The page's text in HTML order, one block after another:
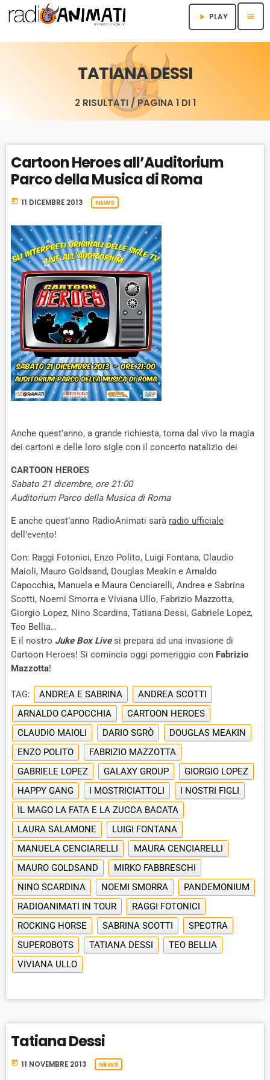
play_arrow PLAY menu
TATIANA DESSI
2 RISULTATI / PAGINA 1 DI 1
Cartoon Heroes all’Auditorium
Parco della Musica di Roma
today 11 DICEMBRE 2013 NEWS
Anche quest’anno, a grande richiesta, torna dal vivo la magia
dei cartoni e delle loro sigle con il concerto natalizio dei
CARTOON HEROES
Sabato 21 dicembre, ore 21:00
Auditorium Parco della Musica di Roma
E anche quest’anno RadioAnimati sarà radio ufficiale
dell’evento!
Con: Raggi Fotonici, Enzo Polito, Luigi Fontana, Claudio
Maioli, Mauro Goldsand, Douglas Meakin e Arnaldo
Capocchia, Manuela e Maura Cenciarelli, Andrea e Sabrina
Scotti, Noemi Smorra e Viviana Ullo, Fabrizio Mazzotta,
Giorgio Lopez, Nino Scardina, Tatiana Dessi, Gabriele Lopez,
Teo Bellia…
E il nostro Juke Box Livesi prepara ad una invasione di
Cartoon Heroes! Si comincia oggi pomeriggio con Fabrizio
Mazzotta!
TAG: ANDREA E SABRINA
ANDREA SCOTTI
ARNALDO CAPOCCHIA
CARTOON HEROES
CLAUDIO MAIOLI
DARIO SGRÒ
DOUGLAS MEAKIN
ENZO POLITO
FABRIZIO MAZZOTTA
GABRIELE LOPEZ
GALAXY GROUP
GIORGIO LOPEZ
HAPPY GANG
I MOSTRICIATTOLI
I NOSTRI FIGLI
IL MAGO LA FATA E LA ZUCCA BACATA
LAURA SALAMONE
LUIGI FONTANA
MANUELA CENCIARELLI
MAURA CENCIARELLI
MAURO GOLDSAND
MIRKO FABBRESCHI
NINO SCARDINA
NOEMI SMORRA
PANDEMONIUM
RADIOANIMATI IN TOUR
RAGGI FOTONICI
ROCKING HORSE
SABRINA SCOTTI
SPECTRA
SUPEROBOTS
TATIANA DESSI
TEO BELLIA
VIVIANA ULLO
Tatiana Dessi
today 11 NOVEMBRE 2013 NEWS